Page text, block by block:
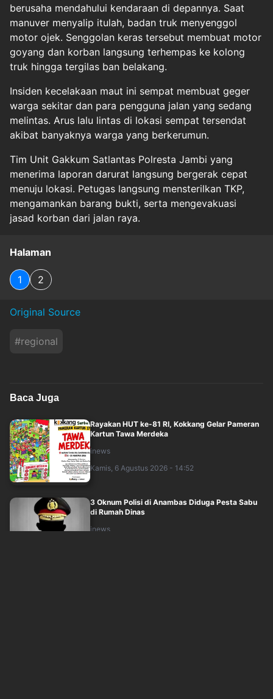
berusaha mendahului kendaraan di depannya. Saat
manuver menyalip itulah, badan truk menyenggol
motor ojek. Senggolan keras tersebut membuat motor
goyang dan korban langsung terhempas ke kolong
truk hingga tergilas ban belakang.
Insiden kecelakaan maut ini sempat membuat geger
warga sekitar dan para pengguna jalan yang sedang
melintas. Arus lalu lintas di lokasi sempat tersendat
akibat banyaknya warga yang berkerumun.
Tim Unit Gakkum Satlantas Polresta Jambi yang
menerima laporan darurat langsung bergerak cepat
menuju lokasi. Petugas langsung mensterilkan TKP,
mengamankan barang bukti, serta mengevakuasi
jasad korban dari jalan raya.
Halaman
1 2
Original Source
#regional
Baca Juga
Rayakan HUT ke-81 RI, Kokkang Gelar Pameran
Kartun Tawa Merdeka
inews
Kamis, 6 Agustus 2026 - 14:52
3 Oknum Polisi di Anambas Diduga Pesta Sabu
di Rumah Dinas
inews